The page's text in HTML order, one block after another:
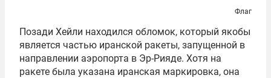
Флаг
Позади Хейли находился обломок, который якобы
является частью иранской ракеты, запущенной в
направлении аэропорта в Эр-Рияде. Хотя на
ракете была указана иранская маркировка, она